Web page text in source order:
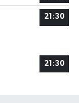
21:30
21:30